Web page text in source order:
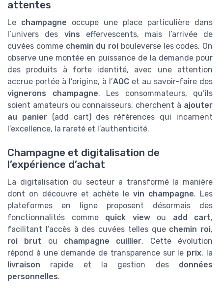
attentes
Le champagne occupe une place particulière dans
l’univers des vins effervescents, mais l’arrivée de
cuvées comme chemin du roi bouleverse les codes. On
observe une montée en puissance de la demande pour
des produits à forte identité, avec une attention
accrue portée à l’origine, à l’AOC et au savoir-faire des
vignerons champagne. Les consommateurs, qu’ils
soient amateurs ou connaisseurs, cherchent à ajouter
au panier(add cart) des références qui incarnent
l’excellence, la rareté et l’authenticité.
Champagne et digitalisation de
l’expérience d’achat
La digitalisation du secteur a transformé la manière
dont on découvre et achète le vin champagne. Les
plateformes en ligne proposent désormais des
fonctionnalités comme quick viewou add cart,
facilitant l’accès à des cuvées telles que chemin roi,
roi brut ou champagne cuillier. Cette évolution
répond à une demande de transparence sur le prix, la
livraison rapide et la gestion des données
personnelles.